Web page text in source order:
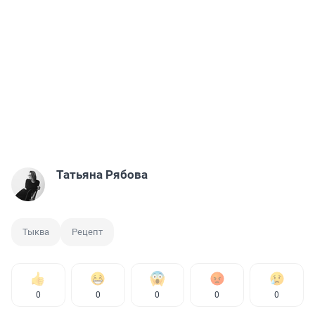
Татьяна Рябова
Тыква Рецепт
0 0 0 0 0